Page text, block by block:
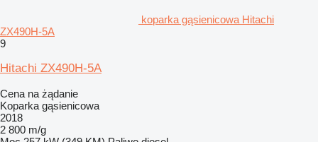
koparka gąsienicowa Hitachi
ZX490H-5A
9
Hitachi ZX490H-5A
Cena na żądanie
Koparka gąsienicowa
2018
2 800 m/g